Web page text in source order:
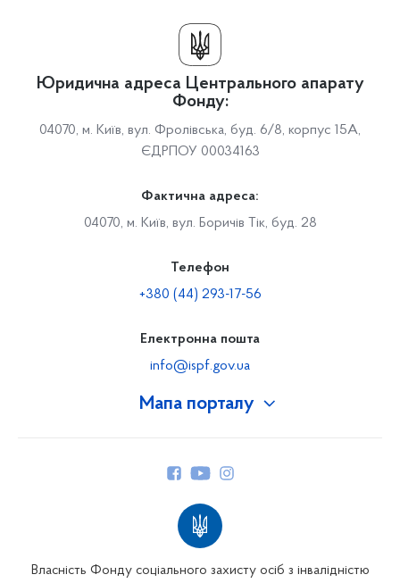
Мапа порталу
Юридична адреса Центрального апарату
Фонду:
04070, м. Київ, вул. Фролівська, буд. 6/8, корпус 15А,
ЄДРПОУ 00034163
Фактична адреса:
04070, м. Київ, вул. Боричів Тік, буд. 28
Телефон
+380 (44) 293-17-56
Електронна пошта
info@ispf.gov.ua
Власність Фонду соціального захисту осіб з інвалідністю